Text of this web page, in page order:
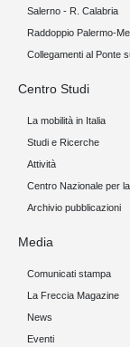
Salerno - R. Calabria
Raddoppio Palermo-
Collegamenti al Ponte
Centro Studi
La mobilità in Italia
Studi e Ricerche
Attività
Centro Nazionale per
Archivio pubblicazioni
Media
Comunicati stampa
La Freccia Magazine
News
Eventi